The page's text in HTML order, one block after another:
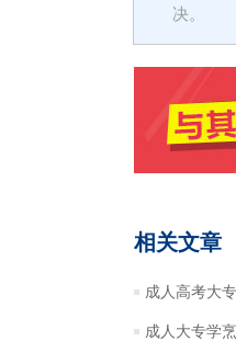
决。
相关文章
成人高考大
成人大专学